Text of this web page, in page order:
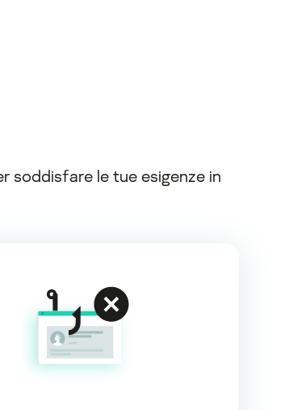
soddisfare le tue esigenze in